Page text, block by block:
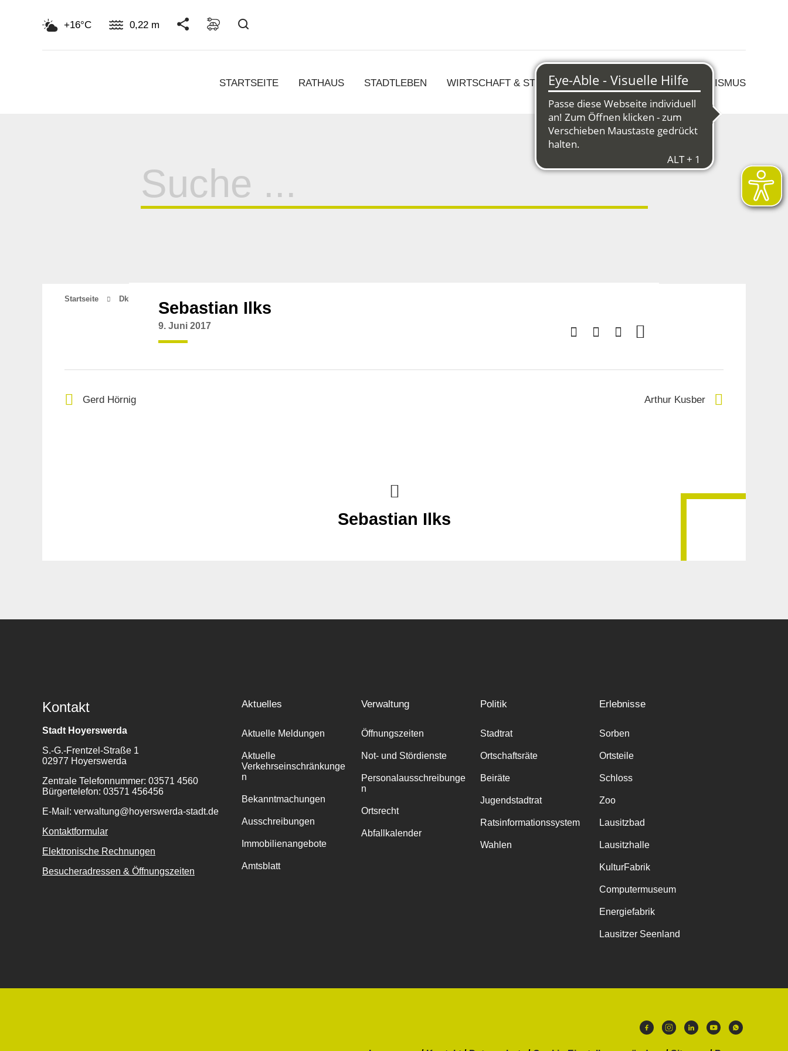
+16°C 0,22 m
STARTSEITE RATHAUS STADTLEBEN WIRTSCHAFT & STRUKTURWANDEL KULTUR & TOURISMUS
für:
Startseite Dkhy_contactsSebastian Ilks
9. Juni 2017
Gerd Hörnig Arthur Kusber
Sebastian Ilks
Kontakt
Stadt Hoyerswerda
S.-G.-Frentzel-Straße 1
02977 Hoyerswerda
Zentrale Telefonnummer: 03571 4560
Bürgertelefon: 03571 456456
E-Mail: verwaltung@hoyerswerda-stadt.de
Kontaktformular
Elektronische Rechnungen
Besucheradressen & Öffnungszeiten
Aktuelles
Aktuelle Meldungen
Aktuelle
Verkehrseinschränkunge
n
Bekanntmachungen
Ausschreibungen
Immobilienangebote
Amtsblatt
Verwaltung
Öffnungszeiten
Not- und Stördienste
Personalausschreibunge
n
Ortsrecht
Abfallkalender
Politik
Stadtrat
Ortschaftsräte
Beiräte
Jugendstadtrat
Ratsinformationssystem
Wahlen
Erlebnisse
Sorben
Ortsteile
Schloss
Zoo
Lausitzbad
Lausitzhalle
KulturFabrik
Computermuseum
Energiefabrik
Lausitzer Seenland